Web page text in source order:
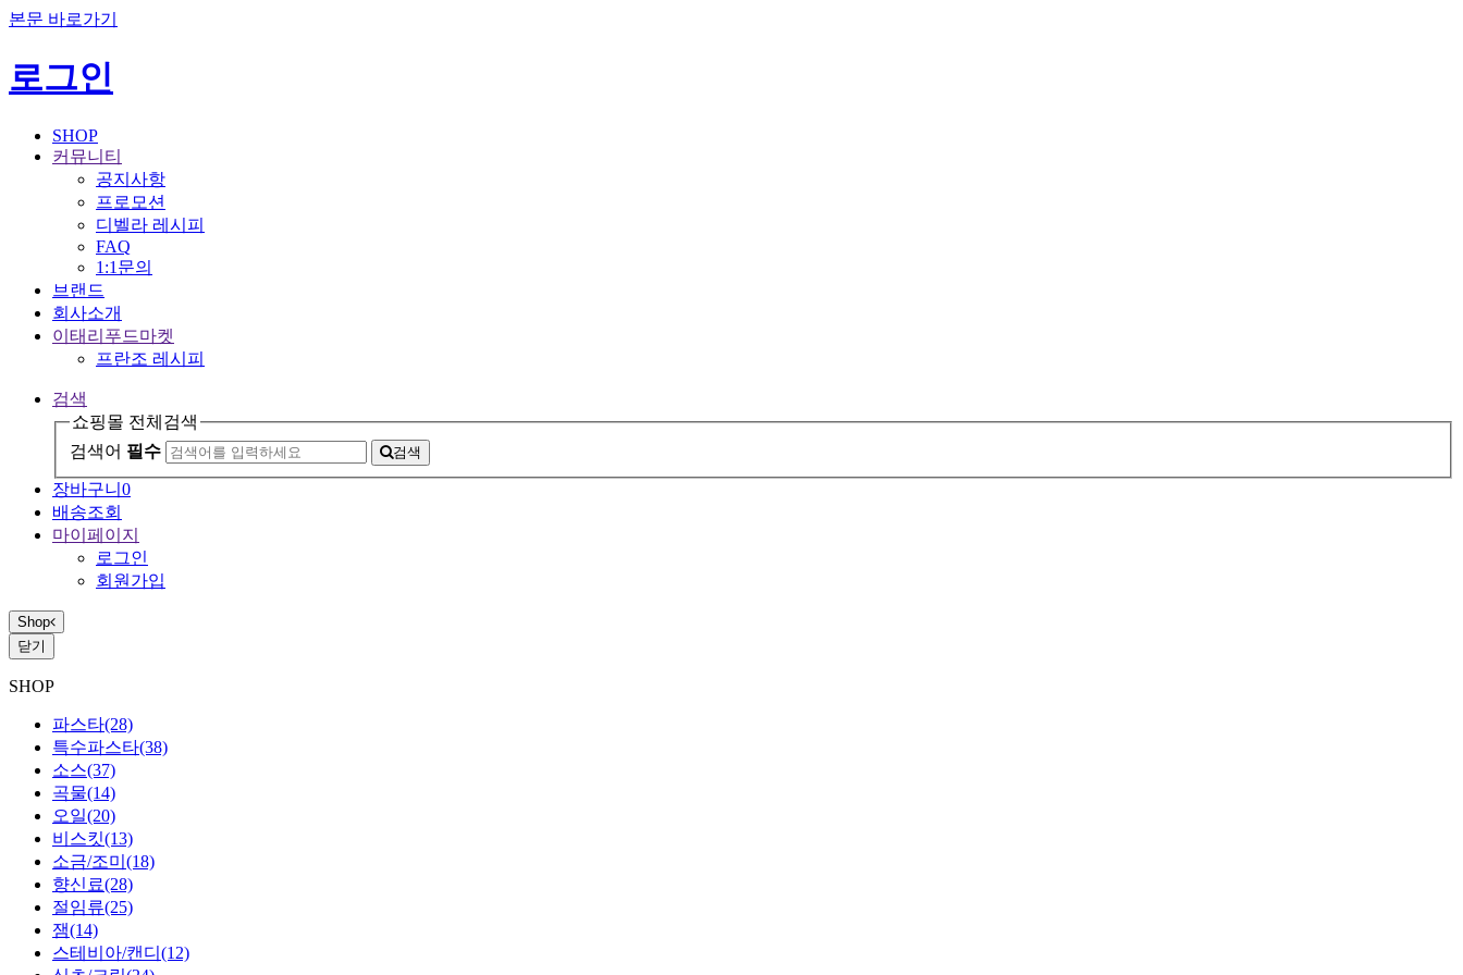
본문 바로가기
로그인
SHOP
커뮤니티
공지사항
프로모션
디벨라 레시피
FAQ
1:1문의
브랜드
회사소개
이태리푸드마켓
프란조 레시피
검색
쇼핑몰 전체검색
검색어 필수 검색
장바구니 0
배송조회
마이페이지
로그인
회원가입
Shop
닫기
SHOP
파스타(28)
특수파스타(38)
소스(37)
곡물(14)
오일(20)
비스킷(13)
소금/조미 (18)
향신료(28)
절임류(25)
잼(14)
스테비아/캔디 (12)